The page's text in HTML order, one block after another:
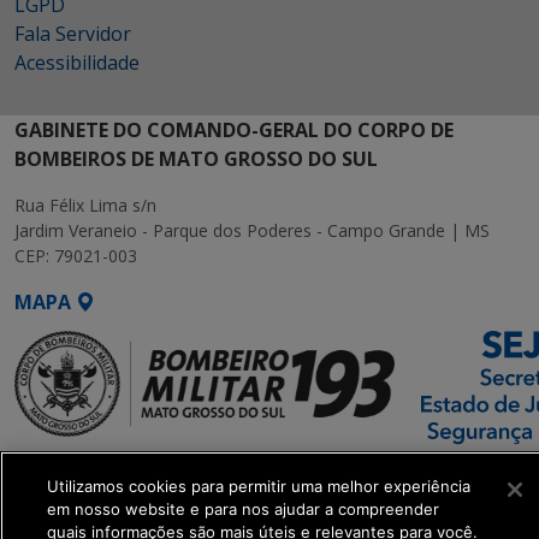
Fala Servidor
Acessibilidade
GABINETE DO COMANDO-GERAL DO CORPO DE
BOMBEIROS DE MATO GROSSO DO SUL
Rua Félix Lima s/n
Jardim Veraneio - Parque dos Poderes - Campo Grande | MS
CEP: 79021-003
MAPA
SETDIG | Secretaria-
Executiva de
Transformação Digital
Utilizamos cookies para permitir uma melhor experiência
em nosso website e para nos ajudar a compreender
quais informações são mais úteis e relevantes para você.